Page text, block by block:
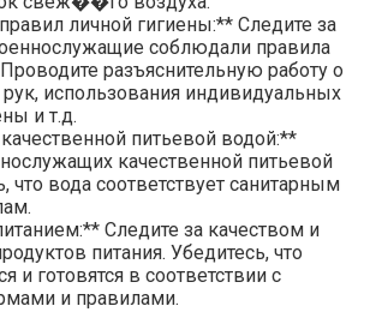
личной гигиены:** Следите за
соблюдали правила
разъяснительную работу о
использования индивидуальных
и т.д.
питьевой водой:**
качественной питьевой
что вода соответствует санитарным
Следите за качеством и
питания. Убедитесь, что
и готовятся в соответствии с
и правилами.